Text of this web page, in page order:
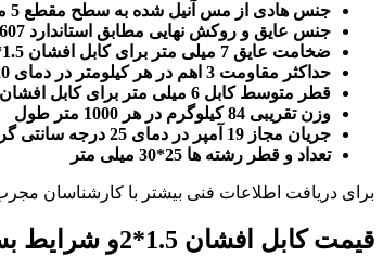
جنس هادی از مس آنیل شده به سطح مقطع 5 میلی متر مربع
جنس عایق و روکش نهایی مطابق استاندارد ISIRI 607 کلاس 5 از نوع PVC
ضخامت عایق 7 میلی متر برای کابل افشان 1.5*2
حداکثر مقاومت 3 اهم در هر کیلومتر در دمای 20 درجه سانتی گراد
قطر متوسط کابل 6 میلی متر برای کابل افشان 1.5*2
وزن تقریبی 84 کیلوگرم در هر 1000 متر طول
جریان مجاز 19 آمپر در دمای 25 درجه سانتی گراد
تعداد و قطر رشته ها 25*30 میلی متر
برای دریافت اطلاعات فنی بیشتر با کارشناسان
قیمت کابل افشان 1.5*2و شرایط بسته بندی و فروش